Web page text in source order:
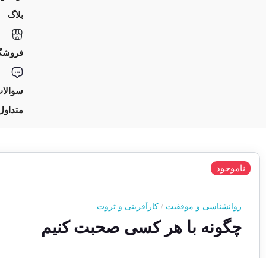
بلاگ
روانشناسی و موفقیت / کارآفرینی و ثروت
چگونه با هر کسی صحبت کنیم
ناموجود